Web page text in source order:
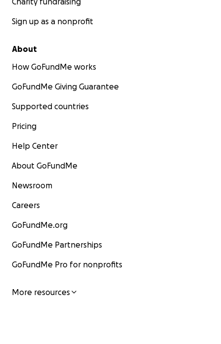
Sign up as a nonprofit
About
How GoFundMe works
GoFundMe Giving Guarantee
Supported countries
Pricing
Help Center
About GoFundMe
Newsroom
Careers
GoFundMe.org
GoFundMe Partnerships
GoFundMe Pro for nonprofits
More resources